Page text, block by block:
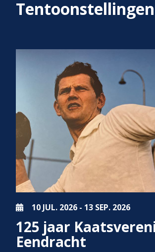
Tentoonstellingen
10 JUL. 2026 - 13 SEP. 2026
125 jaar
Eendracht